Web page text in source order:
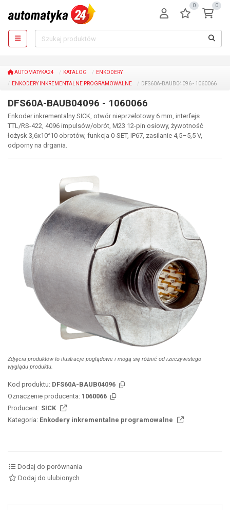
0 0
AUTOMATYKA24 KATALOG
ENKODERY
ENKODERY INKREMENTALNE PROGRAMOWALNE
DFS60A-BAUB04096 - 1060066
DFS60A-BAUB04096 - 1060066
Enkoder inkrementalny SICK, otwór nieprzelotowy 6 mm, interfejs
TTL/RS-422, 4096 impulsów/obrót, M23 12-pin osiowy, żywotność
łożysk 3,6x10^10 obrotów, funkcja 0-SET, IP67, zasilanie 4,5–5,5 V,
odporny na drgania.
Zdjęcia produktów to ilustracje poglądowe i mogą się różnić od rzeczywistego
wyglądu produktu.
Kod produktu: DFS60A-BAUB04096
Oznaczenie producenta: 1060066
Producent: SICK
Kategoria: Enkodery inkrementalne programowalne
Dodaj do porównania
Dodaj do ulubionych